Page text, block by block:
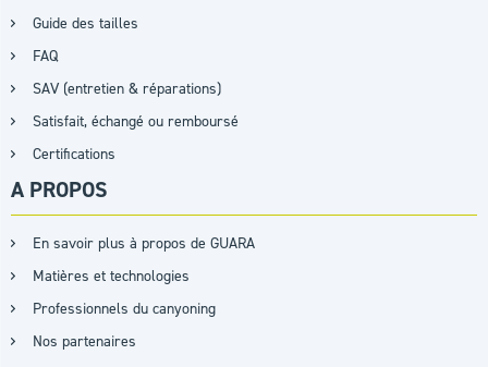
Guide des tailles
FAQ
SAV (entretien & réparations)
Satisfait, échangé ou remboursé
Certifications
A PROPOS
En savoir plus à propos de GUARA
Matières et technologies
Professionnels du canyoning
Nos partenaires